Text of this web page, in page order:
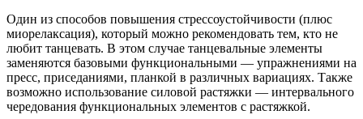
Один из способов повышения стрессоустойчивости (плюс
миорелаксация), который можно рекомендовать тем, кто не
любит танцевать. В этом случае танцевальные элементы
заменяются базовыми функциональными — упражнениями на
пресс, приседаниями, планкой в различных вариациях. Также
возможно использование силовой растяжки — интервального
чередования функциональных элементов с растяжкой.